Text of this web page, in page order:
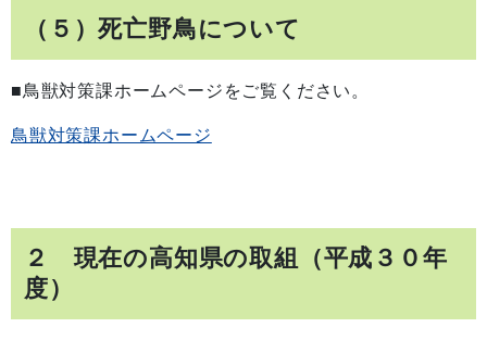
（５）死亡野鳥について
■鳥獣対策課ホームページをご覧ください。
鳥獣対策課ホームページ
２ 現在の高知県の取組（平成３０年
度）